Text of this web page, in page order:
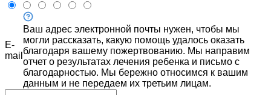
E-
mail
Ваш адрес электронной почты нужен, чтобы мы
могли рассказать, какую помощь удалось оказать
благодаря вашему пожертвованию. Мы направим
отчет о результатах лечения ребенка и письмо с
благодарностью. Мы бережно относимся к вашим
данным и не передаем их третьим лицам.